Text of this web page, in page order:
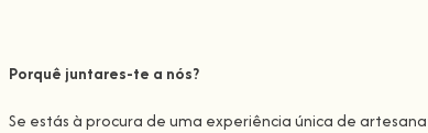
Porquê juntares-te a nós?
Se estás à procura de uma experiência única de